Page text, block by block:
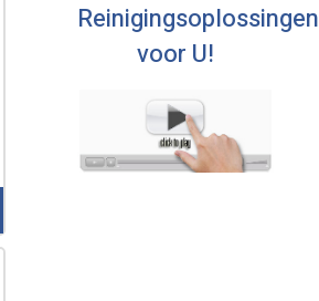
Reinigingsoplossingen
voor U!